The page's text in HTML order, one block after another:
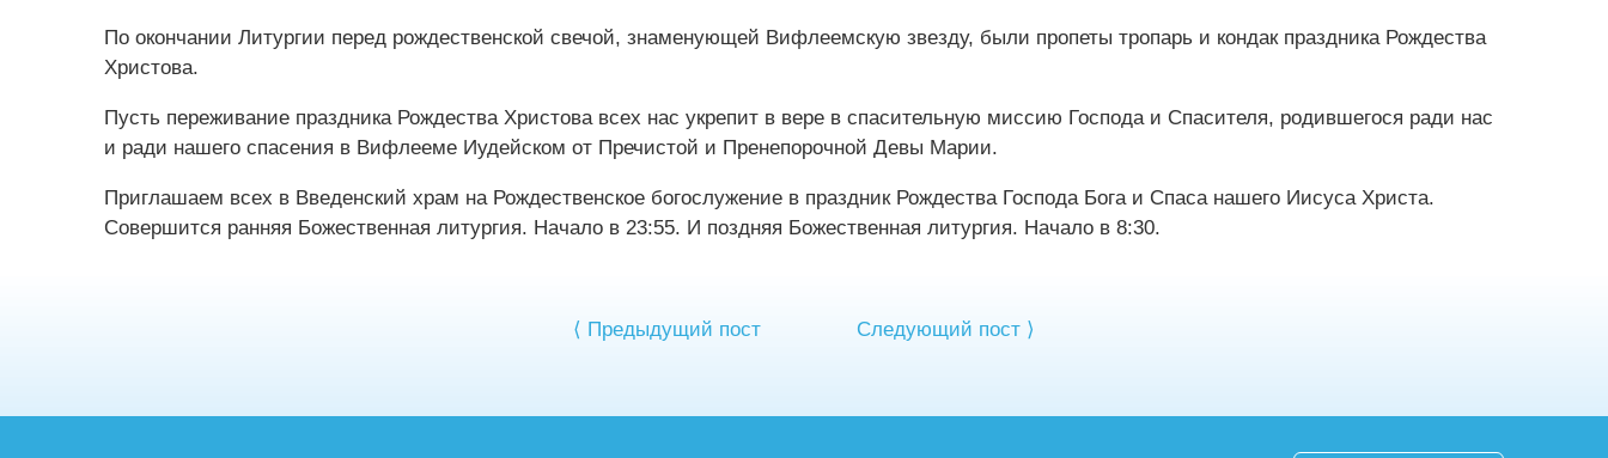
По окончании Литургии перед рождественской свечой, знаменующей Вифлеемскую звезду, были пропеты тропарь и кондак праздника Рождества
Христова.
Пусть переживание праздника Рождества Христова всех нас укрепит в вере в спасительную миссию Господа и Спасителя, родившегося ради нас
и ради нашего спасения в Вифлееме Иудейском от Пречистой и Пренепорочной Девы Марии.
Приглашаем всех в Введенский храм на Рождественское богослужение в праздник Рождества Господа Бога и Спаса нашего Иисуса Христа.
Совершится ранняя Божественная литургия. Начало в 23:55. И поздняя Божественная литургия. Начало в 8:30.
⟨ Предыдущий пост Следующий пост ⟩